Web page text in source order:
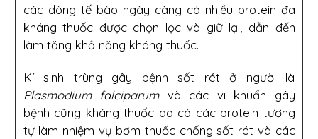
các dòng tế bào ngày càng có nhiều protein đa
kháng thuốc được chọn lọc và giữ lại, dẫn đến
làm tăng khả năng kháng thuốc.
Kí sinh trùng gây bệnh sốt rét ở người là
Plasmodium falciparumvà các vi khuẩn gây
bệnh cũng kháng thuốc do có các protein tương
tự làm nhiệm vụ bơm thuốc chống sốt rét và các